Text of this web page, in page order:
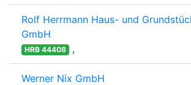
Rolf Herrmann Haus- und
GmbH
HRB 44408 ,
Werner Nix GmbH